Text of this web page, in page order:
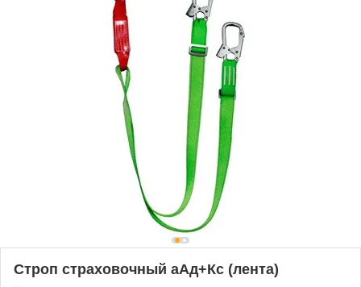
Строп страховочный аАд+Кс (лента)